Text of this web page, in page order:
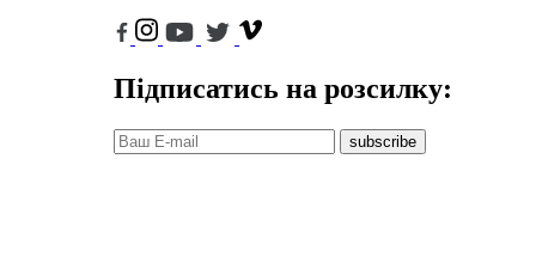
Підписатись на розсилку:
subscribe